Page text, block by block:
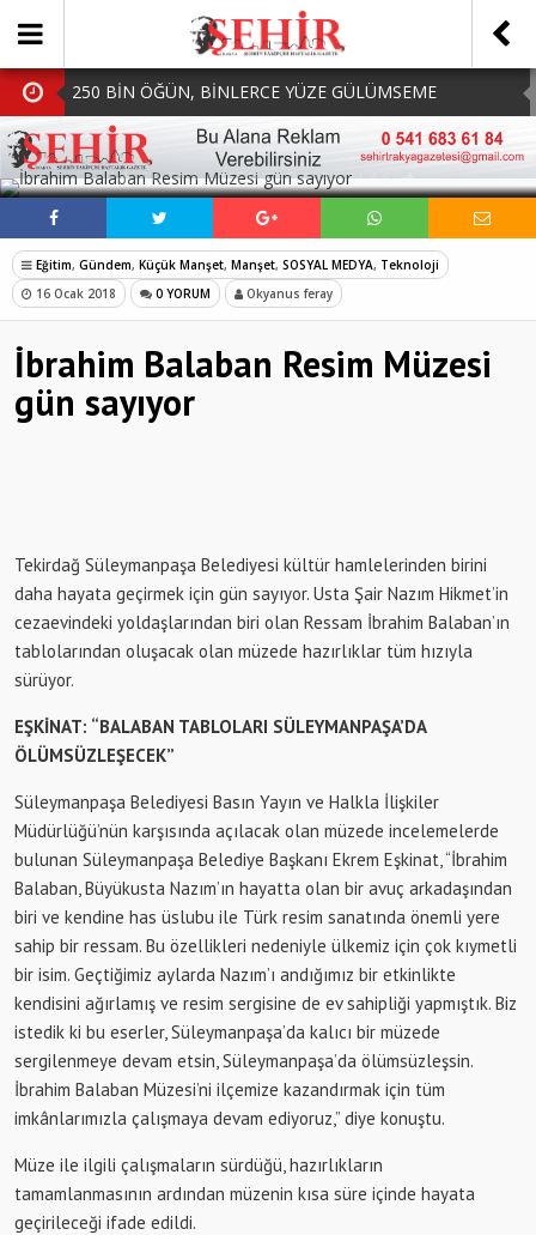
250 BİN ÖĞÜN, BİNLERCE YÜZE GÜLÜMSEME
BAŞKAN MÜGE YILDIZ TOPAK: ‘SOSYAL
BELEDİYECİLİKTE HİÇBİR HEMŞERİMİZİ YALNIZ
BIRAKMIYORUZ!’
MHP Çorlu İlçe Teşkilatında Yeni Dönem Başladı:
Mazbatalar Alındı
Dolu Vurdu, Büyükşehir Üreticiyi Yalnız Bırakmadı
SOFRALARDA BEREKETİ, GÖNÜLLERDE DAYANIŞMAYI
SOSYAL MEDYADA PAYLAŞ
Eğitim, Gündem, Küçük Manşet, Manşet, SOSYAL MEDYA, Teknoloji
16 Ocak 2018
0 YORUM Okyanus feray
İbrahim Balaban Resim Müzesi
gün sayıyor
Tekirdağ Süleymanpaşa Belediyesi kültür hamlelerinden birini
daha hayata geçirmek için gün sayıyor. Usta Şair Nazım Hikmet’in
cezaevindeki yoldaşlarından biri olan Ressam İbrahim Balaban’ın
tablolarından oluşacak olan müzede hazırlıklar tüm hızıyla
sürüyor.
EŞKİNAT: “BALABAN TABLOLARI SÜLEYMANPAŞA’DA
ÖLÜMSÜZLEŞECEK”
Süleymanpaşa Belediyesi Basın Yayın ve Halkla İlişkiler
Müdürlüğü’nün karşısında açılacak olan müzede incelemelerde
bulunan Süleymanpaşa Belediye Başkanı Ekrem Eşkinat, “İbrahim
Balaban, Büyükusta Nazım’ın hayatta olan bir avuç arkadaşından
biri ve kendine has üslubu ile Türk resim sanatında önemli yere
sahip bir ressam. Bu özellikleri nedeniyle ülkemiz için çok kıymetli
bir isim. Geçtiğimiz aylarda Nazım’ı andığımız bir etkinlikte
kendisini ağırlamış ve resim sergisine de ev sahipliği yapmıştık. Biz
istedik ki bu eserler, Süleymanpaşa’da kalıcı bir müzede
sergilenmeye devam etsin, Süleymanpaşa’da ölümsüzleşsin.
İbrahim Balaban Müzesi’ni ilçemize kazandırmak için tüm
imkânlarımızla çalışmaya devam ediyoruz,” diye konuştu.
Müze ile ilgili çalışmaların sürdüğü, hazırlıkların
tamamlanmasının ardından müzenin kısa süre içinde hayata
geçirileceği ifade edildi.